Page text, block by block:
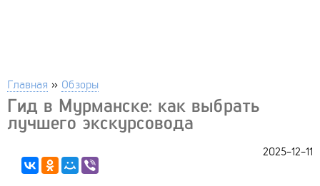
Главная » Обзоры
Гид в Мурманске: как выбрать
лучшего экскурсовода
2025-12-11